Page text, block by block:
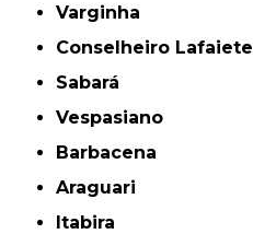
Varginha
Conselheiro Lafaiete
Sabará
Vespasiano
Barbacena
Araguari
Itabira